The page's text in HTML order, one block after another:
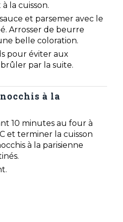
la cuisson.
et parsemer avec le
Arrosser de beurre
belle coloration.
pour éviter aux
par la suite.
à la
10 minutes au four à
et terminer la cuisson
à la parisienne